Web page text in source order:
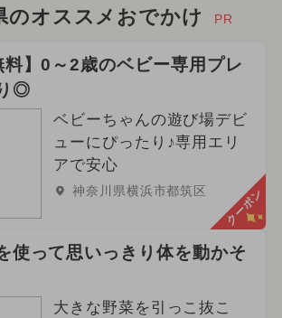
のオススメおでかけ PR
料】0～2歳のベビー専用プレ
◎
ベビーちゃんの遊び場デビ
ューにぴったり♪専用エリ
アで安心
神奈川県横浜市都筑区 クーポン
使って思いっきり体を動かそ
大きな野菜を引っこ抜こ